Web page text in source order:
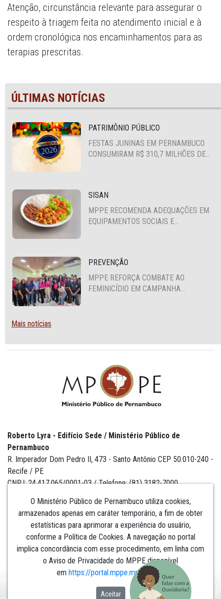
Atenção, circunstância relevante para assegurar o
respeito à triagem feita no atendimento inicial e à
ordem cronológica nos encaminhamentos para as
terapias prescritas.
ÚLTIMAS NOTÍCIAS
PATRIMÔNIO PÚBLICO
FESTAS JUNINAS EM PERNAMBUCO
CONSUMIRAM R$ 310,7 MILHÕES DE
SISAN
MPPE RECOMENDA ADEQUAÇÕES EM
EQUIPAMENTOS SOCIAIS E
PREVENÇÃO
MPPE REFORÇA COMBATE AO
FEMINICÍDIO EM CAMPANHA
Mais notícias
O Ministério Público de Pernambuco utiliza cookies,
armazenados apenas em caráter temporário, a fim de obter
estatísticas para aprimorar a experiência do usuário,
conforme a Política de Cookies. A navegação no portal
implica concordância com esse procedimento, em linha com
o Aviso de Privacidade do MPPE disponível
em https://portal.mppe.mp.br/lgpd.​​​​​​​
Aceitar
Roberto Lyra - Edifício Sede / Ministério Público de
Pernambuco
R. Imperador Dom Pedro II, 473 - Santo Antônio CEP 50.010-240 -
Recife / PE
CNPJ: 24.417.065/0001-03 / Telefone: (81) 3182-7000
Institucional
Comunicação